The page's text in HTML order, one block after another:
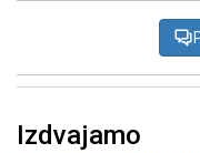
Izdvajamo